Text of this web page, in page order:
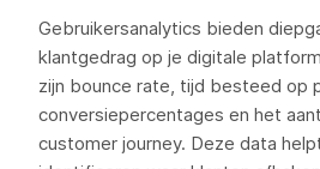
Gebruikersanalytics bieden
klantgedrag op je digitale
zijn bounce rate, tijd besteed op
conversiepercentages en het
customer journey. Deze data